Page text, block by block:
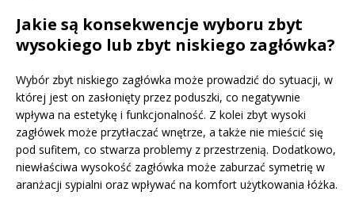
Jakie są konsekwencje wyboru zbyt
wysokiego lub zbyt niskiego zagłówka?
Wybór zbyt niskiego zagłówka może prowadzić do sytuacji, w
której jest on zasłonięty przez poduszki, co negatywnie
wpływa na estetykę i funkcjonalność. Z kolei zbyt wysoki
zagłówek może przytłaczać wnętrze, a także nie mieścić się
pod sufitem, co stwarza problemy z przestrzenią. Dodatkowo,
niewłaściwa wysokość zagłówka może zaburzać symetrię w
aranżacji sypialni oraz wpływać na komfort użytkowania łóżka.